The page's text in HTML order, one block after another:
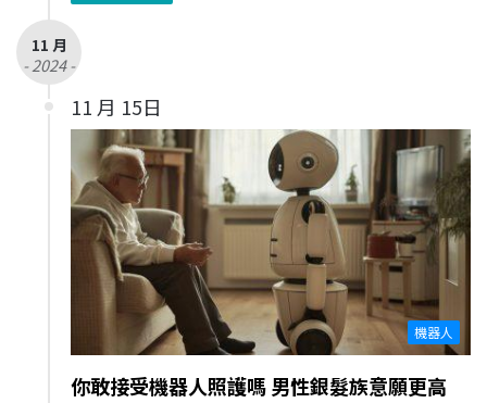
11 月
- 2024 -
11 月 15日
機器人
你敢接受機器人照護嗎 男性銀髮族意願更高